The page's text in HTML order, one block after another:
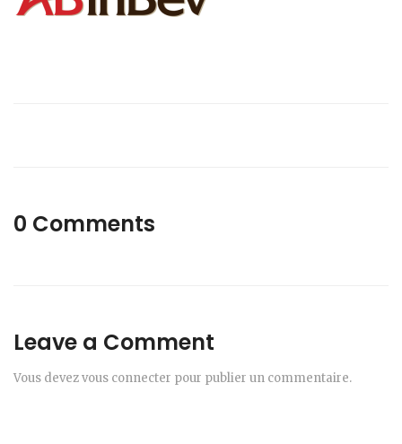
0 Comments
Leave a Comment
Vous devezvous connecter pour publier un commentaire.